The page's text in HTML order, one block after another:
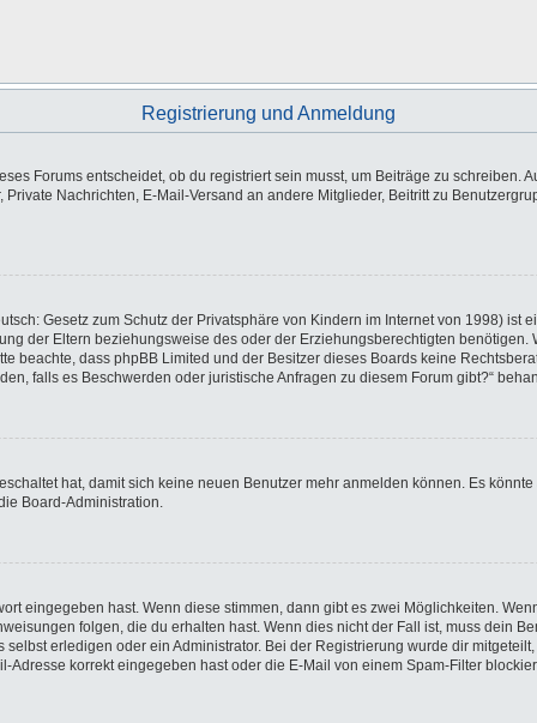
Registrierung und Anmeldung
Forums entscheidet, ob du registriert sein musst, um Beiträge zu schreiben.
Nachrichten, E-Mail-Versand an andere Mitglieder, Beitritt zu
Gesetz zum Schutz der Privatsphäre von Kindern im Internet von 1998)
der Eltern beziehungsweise des oder der Erziehungsberechtigten
beachte, dass phpBB Limited und der Besitzer dieses Boards keine
falls es Beschwerden oder juristische Anfragen zu diesem Forum gibt?“
hat, damit sich keine neuen Benutzer mehr anmelden können. Es
Board-Administration.
eingegeben hast. Wenn diese stimmen, dann gibt es zwei Möglichkeiten.
folgen, die du erhalten hast. Wenn dies nicht der Fall ist, muss dein
erledigen oder ein Administrator. Bei der Registrierung wurde dir
korrekt eingegeben hast oder die E-Mail von einem Spam-Filter